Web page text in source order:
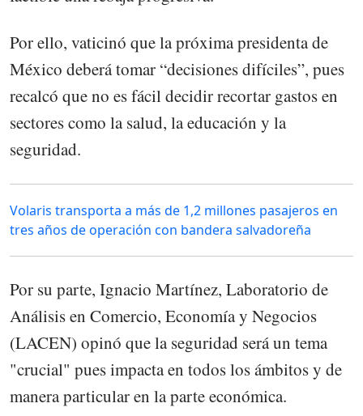
Por ello, vaticinó que la próxima presidenta de
México deberá tomar “decisiones difíciles”, pues
recalcó que no es fácil decidir recortar gastos en
sectores como la salud, la educación y la
seguridad.
Volaris transporta a más de 1,2 millones pasajeros en
tres años de operación con bandera salvadoreña
Por su parte, Ignacio Martínez, Laboratorio de
Análisis en Comercio, Economía y Negocios
(LACEN) opinó que la seguridad será un tema
"crucial" pues impacta en todos los ámbitos y de
manera particular en la parte económica.